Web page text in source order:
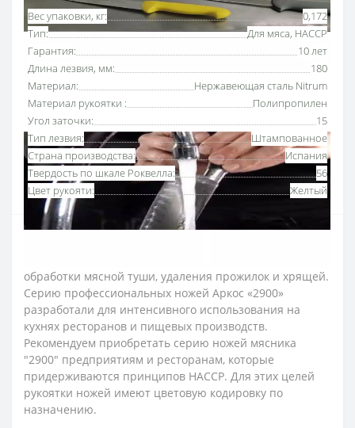
Вес упаковки, кг:
0,172
Тип:
Для мяса, HACCP
Гарантия:
10 лет
Длина лезвия, мм:
180
Материал:
Нержавеющая сталь Nitrum
Материал рукоятки :
Полипропилен
Угол заточки:
15
Тип лезвия:
Штампованное
Страна производства:
Испания
Твердость по шкале Роквелла:
56
Цвет рукояти:
Желтый
обработки мясной туши, удаления прожилок и хрящей.
Серию профессиональных ножей Аркос «2900»
разработали для интенсивного использования на
кухнях ресторанов и пищевых производств.
Рекомендуем приобретать серию ножей мясника
"2900" предприятиям и ресторанам, которые
придерживаются принципов HACCP. Для этих целей
рукоятки ножей имеют цветовую кодировку по
назначению.